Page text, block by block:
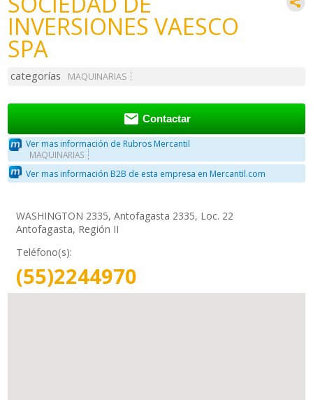
INVERSIONES VAESCO
SPA
categorías MAQUINARIAS
 Contactar
Ver mas información de Rubros Mercantil
MAQUINARIAS
Ver mas información B2B de esta empresa en Mercantil.com
WASHINGTON 2335, Antofagasta 2335, Loc. 22
Antofagasta, Región II
Teléfono(s):
(55)2244970